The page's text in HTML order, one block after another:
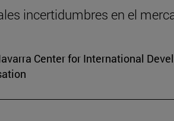
incertidumbres en el
Center for International